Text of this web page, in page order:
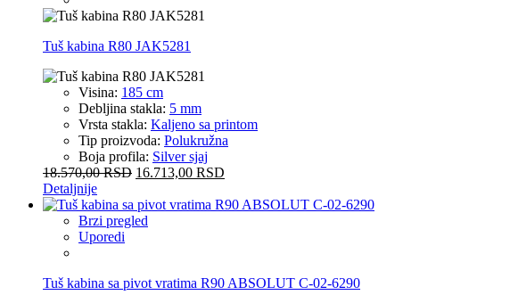
Tuš kabina R80 JAK5281
Visina: 185 cm
Debljina stakla: 5 mm
Vrsta stakla: Kaljeno sa printom
Tip proizvoda: Polukružna
Boja profila: Silver sjaj
18.570,00RSD 16.713,00 RSD
Detaljnije
Brzi pregled
Uporedi
Tuš kabina sa pivot vratima R90 ABSOLUT C-02-6290